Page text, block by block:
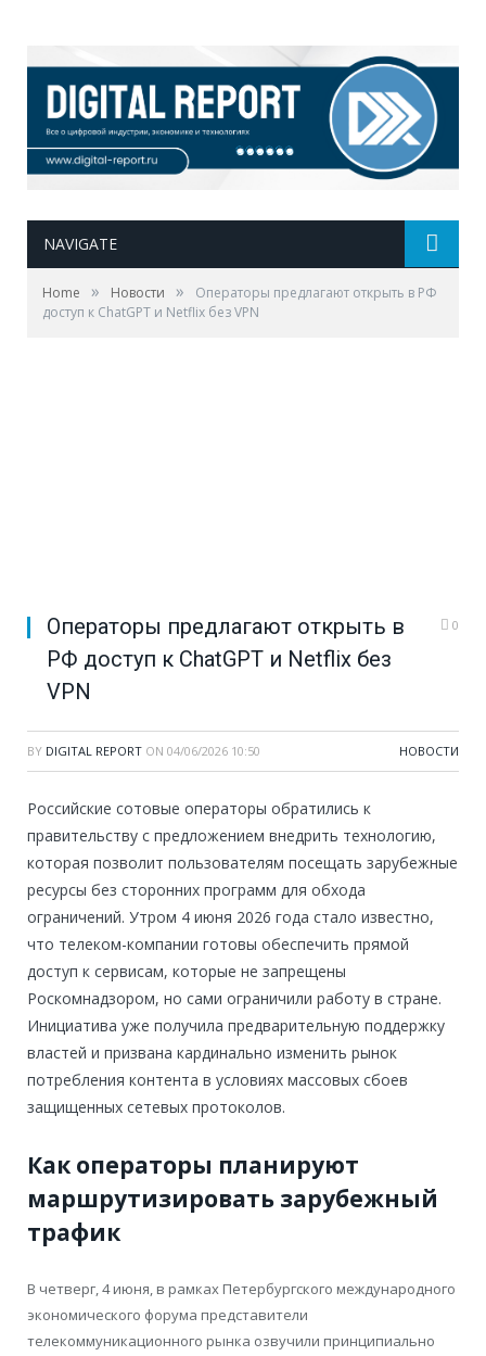
NAVIGATE
Home » Новости »
Операторы предлагают открыть в РФ
доступ к ChatGPT и Netflix без VPN
Операторы предлагают открыть в
РФ доступ к ChatGPT и Netflix без
VPN
0
BY DIGITAL REPORT ON 04/06/2026 10:50 НОВОСТИ
Российские сотовые операторы обратились к
правительству с предложением внедрить технологию,
которая позволит пользователям посещать зарубежные
ресурсы без сторонних программ для обхода
ограничений. Утром 4 июня 2026 года стало известно,
что телеком-компании готовы обеспечить прямой
доступ к сервисам, которые не запрещены
Роскомнадзором, но сами ограничили работу в стране.
Инициатива уже получила предварительную поддержку
властей и призвана кардинально изменить рынок
потребления контента в условиях массовых сбоев
защищенных сетевых протоколов.
Как операторы планируют
маршрутизировать зарубежный
трафик
В четверг, 4 июня, в рамках Петербургского международного
экономического форума представители
телекоммуникационного рынка озвучили принципиально